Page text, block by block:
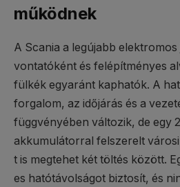
működnek
A Scania a legújabb
vontatóként és felépítményes
fülkék egyaránt kaphatók. A
forgalom, az időjárás és a
függvényében változik, de egy
akkumulátorral felszerelt
t is megtehet két töltés között.
es hatótávolságot biztosít, és